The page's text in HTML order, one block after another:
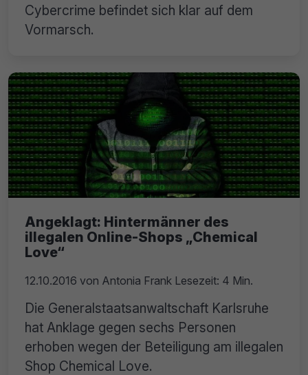
Cybercrime befindet sich klar auf dem
Vormarsch.
Angeklagt: Hintermänner des
illegalen Online-Shops „Chemical
Love“
12.10.2016 von Antonia Frank Lesezeit: 4 Min.
Die Generalstaatsanwaltschaft Karlsruhe
hat Anklage gegen sechs Personen
erhoben wegen der Beteiligung am illegalen
Shop Chemical Love.